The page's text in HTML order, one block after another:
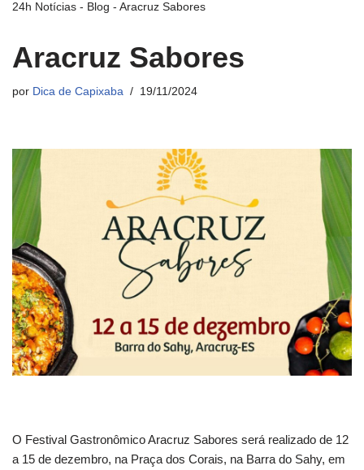
24h Notícias - Blog - Aracruz Sabores
Aracruz Sabores
por Dica de Capixaba 19/11/2024
O Festival Gastronômico Aracruz Sabores será realizado de 12
a 15 de dezembro, na Praça dos Corais, na Barra do Sahy, em